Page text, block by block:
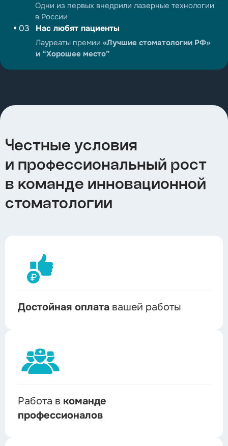
Одни из первых внедрили лазерные технологии
в России
03 Нас любят пациенты
Лауреаты премии «Лучшие стоматологии РФ»
и “Хорошее место”
Честные условия
и профессиональный рост
в команде инновационной
стоматологии
Достойная оплата вашей работы
Работа в команде
профессионалов